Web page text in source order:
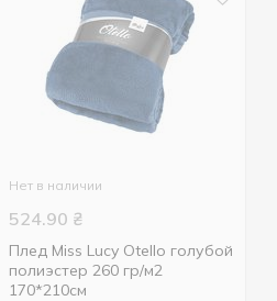
Нет в наличии
524.90 ₴
Плед Miss Lucy Otello голубой
полиэстер 260 гр/м2
170*210см